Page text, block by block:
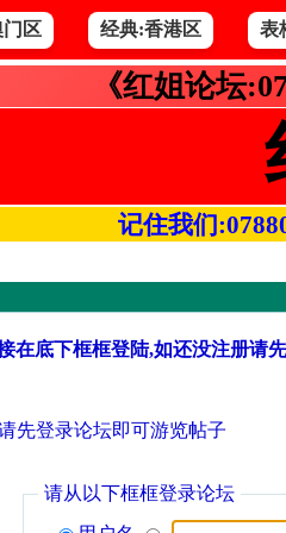
区 经典:香港区 表
《红姐论坛
记住我们
在底下框框登陆,如还没注册请
先登录论坛即可游览帖子
请从以下框框登录论坛